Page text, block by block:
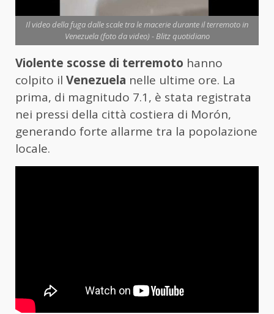
Il video della fuga dalle scale tra le macerie durante il terremoto in
Venezuela (foto da video) - Blitz quotidiano
Violente scosse di terremoto hanno
colpito il Venezuela nelle ultime ore. La
prima, di magnitudo 7.1, è stata registrata
nei pressi della città costiera di Morón,
generando forte allarme tra la popolazione
locale.